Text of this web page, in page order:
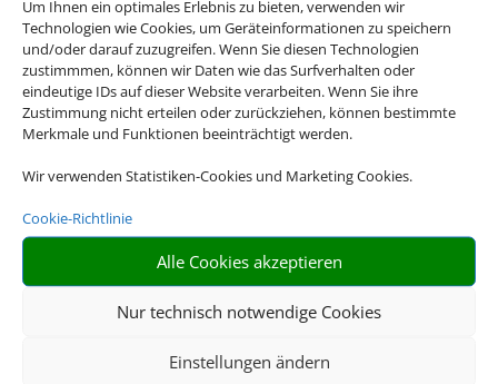
Um Ihnen ein optimales Erlebnis zu bieten, verwenden wir
Technologien wie Cookies, um Geräteinformationen zu speichern
und/oder darauf zuzugreifen. Wenn Sie diesen Technologien
zustimmmen, können wir Daten wie das Surfverhalten oder
eindeutige IDs auf dieser Website verarbeiten. Wenn Sie ihre
Zustimmung nicht erteilen oder zurückziehen, können bestimmte
Merkmale und Funktionen beeinträchtigt werden.
Wir verwenden Statistiken-Cookies und Marketing Cookies.
Cookie-Richtlinie
Alle Cookies akzeptieren
Nur technisch notwendige Cookies
Einstellungen ändern
02373 7321
Schreiben Sie uns eine Email